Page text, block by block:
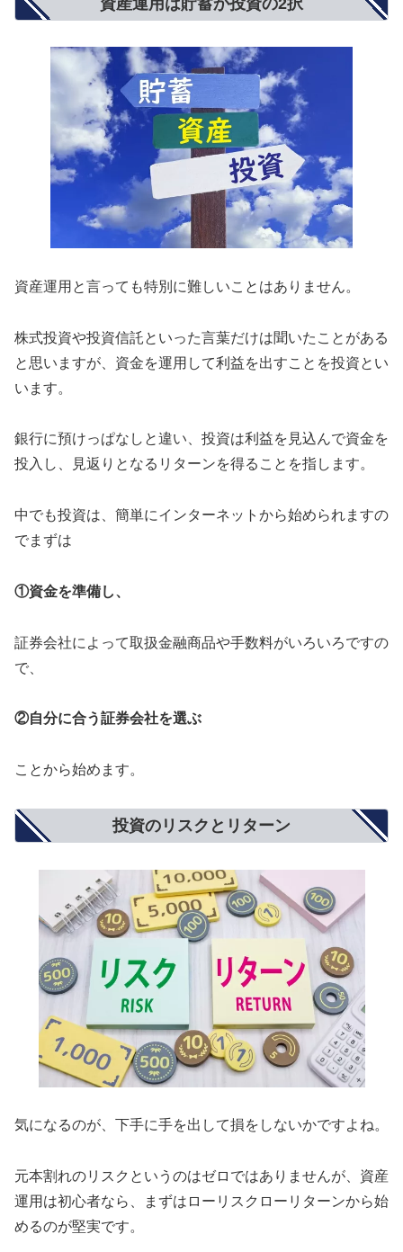
資産運用と言っても特別に難しいことはありません。
株式投資や投資信託といった言葉だけは聞いたことがある
と思いますが、資金を運用して利益を出すことを投資とい
います。
銀行に預けっぱなしと違い、投資は利益を見込んで資金を
投入し、見返りとなるリターンを得ることを指します。
中でも投資は、簡単にインターネットから始められますの
でまずは
①資金を準備し、
証券会社によって取扱金融商品や手数料がいろいろですの
で、
②自分に合う証券会社を選ぶ
ことから始めます。
投資のリスクとリターン
気になるのが、下手に手を出して損をしないかですよね。
元本割れのリスクというのはゼロではありませんが、資産
運用は初心者なら、まずはローリスクローリターンから始
めるのが堅実です。